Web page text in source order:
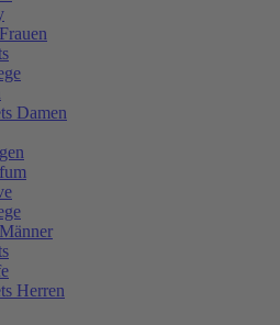
Damen
Herren